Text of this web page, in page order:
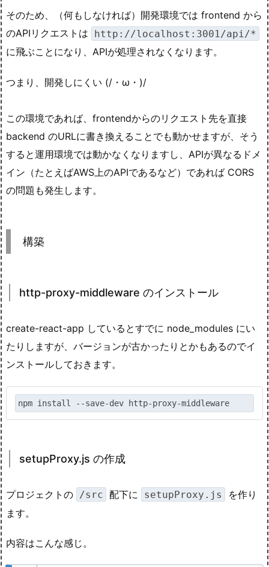
そのため、（何もしなければ）開発環境では frontend から
のAPIリクエストは
http://localhost:3001/api/*
に飛ぶことになり、APIが処理されなくなります。
つまり、開発しにくい (/・ω・)/
この環境であれば、frontendからのリクエスト先を直接
backend のURLに書き換えることでも動かせますが、そう
すると運用環境では動かなくなりますし、APIが異なるドメ
イン（たとえばAWS上のAPIであるなど）であれば CORS
の問題も発生します。
構築
http-proxy-middleware のインストール
create-react-app しているとすでに node_modules にい
たりしますが、バージョンが古かったりとかもあるのでイ
ンストールしておきます。
npm install --save-dev http-proxy-middleware
setupProxy.js の作成
プロジェクトの /src 配下に setupProxy.js
を作り
ます。
内容はこんな感じ。